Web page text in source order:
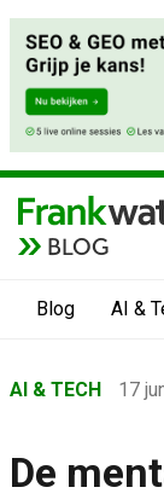
BLOG
Blog AI &
›
›
AI & TECH 17
De